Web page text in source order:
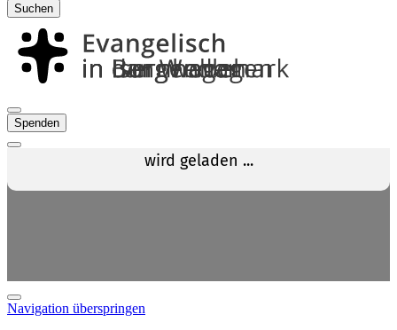
Suchen
Spenden
Navigation überspringen